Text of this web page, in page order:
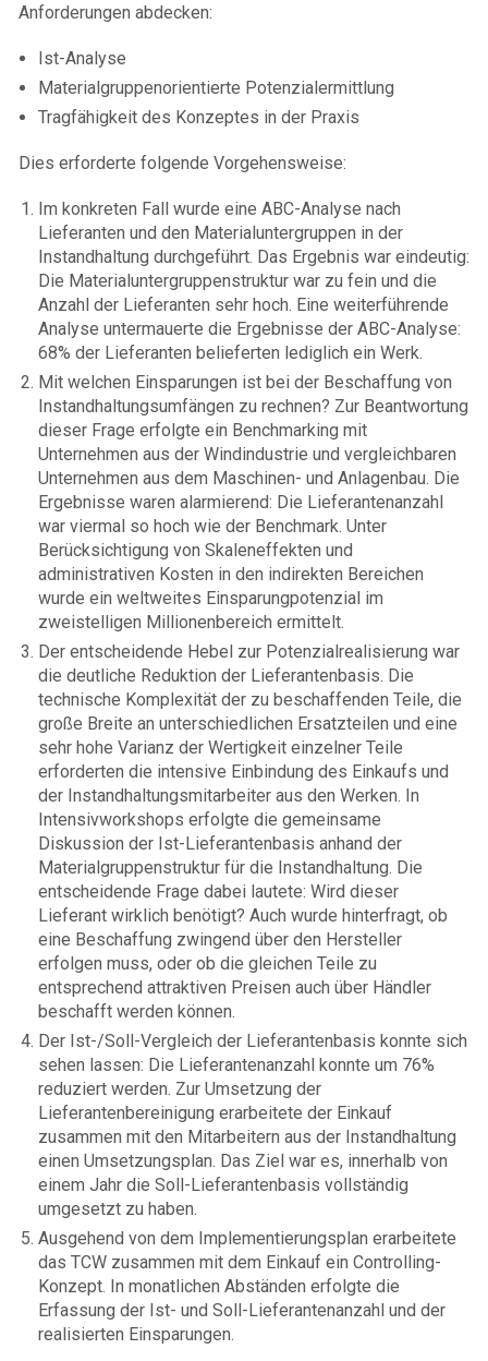
Anforderungen abdecken:
Ist-Analyse
Materialgruppenorientierte Potenzialermittlung
Tragfähigkeit des Konzeptes in der Praxis
Dies erforderte folgende Vorgehensweise:
Im konkreten Fall wurde eine ABC-Analyse nach
Lieferanten und den Materialuntergruppen in der
Instandhaltung durchgeführt. Das Ergebnis war eindeutig:
Die Materialuntergruppenstruktur war zu fein und die
Anzahl der Lieferanten sehr hoch. Eine weiterführende
Analyse untermauerte die Ergebnisse der ABC-Analyse:
68% der Lieferanten belieferten lediglich ein Werk.
Mit welchen Einsparungen ist bei der Beschaffung von
Instandhaltungsumfängen zu rechnen? Zur Beantwortung
dieser Frage erfolgte ein Benchmarking mit
Unternehmen aus der Windindustrie und vergleichbaren
Unternehmen aus dem Maschinen- und Anlagenbau. Die
Ergebnisse waren alarmierend: Die Lieferantenanzahl
war viermal so hoch wie der Benchmark. Unter
Berücksichtigung von Skaleneffekten und
administrativen Kosten in den indirekten Bereichen
wurde ein weltweites Einsparungpotenzial im
zweistelligen Millionenbereich ermittelt.
Der entscheidende Hebel zur Potenzialrealisierung war
die deutliche Reduktion der Lieferantenbasis. Die
technische Komplexität der zu beschaffenden Teile, die
große Breite an unterschiedlichen Ersatzteilen und eine
sehr hohe Varianz der Wertigkeit einzelner Teile
erforderten die intensive Einbindung des Einkaufs und
der Instandhaltungsmitarbeiter aus den Werken. In
Intensivworkshops erfolgte die gemeinsame
Diskussion der Ist-Lieferantenbasis anhand der
Materialgruppenstruktur für die Instandhaltung. Die
entscheidende Frage dabei lautete: Wird dieser
Lieferant wirklich benötigt? Auch wurde hinterfragt, ob
eine Beschaffung zwingend über den Hersteller
erfolgen muss, oder ob die gleichen Teile zu
entsprechend attraktiven Preisen auch über Händler
beschafft werden können.
Der Ist-/Soll-Vergleich der Lieferantenbasis konnte sich
sehen lassen: Die Lieferantenanzahl konnte um 76%
reduziert werden. Zur Umsetzung der
Lieferantenbereinigung erarbeitete der Einkauf
zusammen mit den Mitarbeitern aus der Instandhaltung
einen Umsetzungsplan. Das Ziel war es, innerhalb von
einem Jahr die Soll-Lieferantenbasis vollständig
umgesetzt zu haben.
Ausgehend von dem Implementierungsplan erarbeitete
das TCW zusammen mit dem Einkauf ein Controlling-
Konzept. In monatlichen Abständen erfolgte die
Erfassung der Ist- und Soll-Lieferantenanzahl und der
realisierten Einsparungen.